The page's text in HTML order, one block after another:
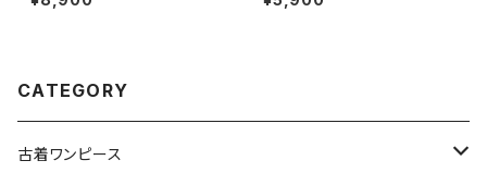
ライトコート 緑 (ttu2509093)
1)
CATEGORY
古着ワンピース